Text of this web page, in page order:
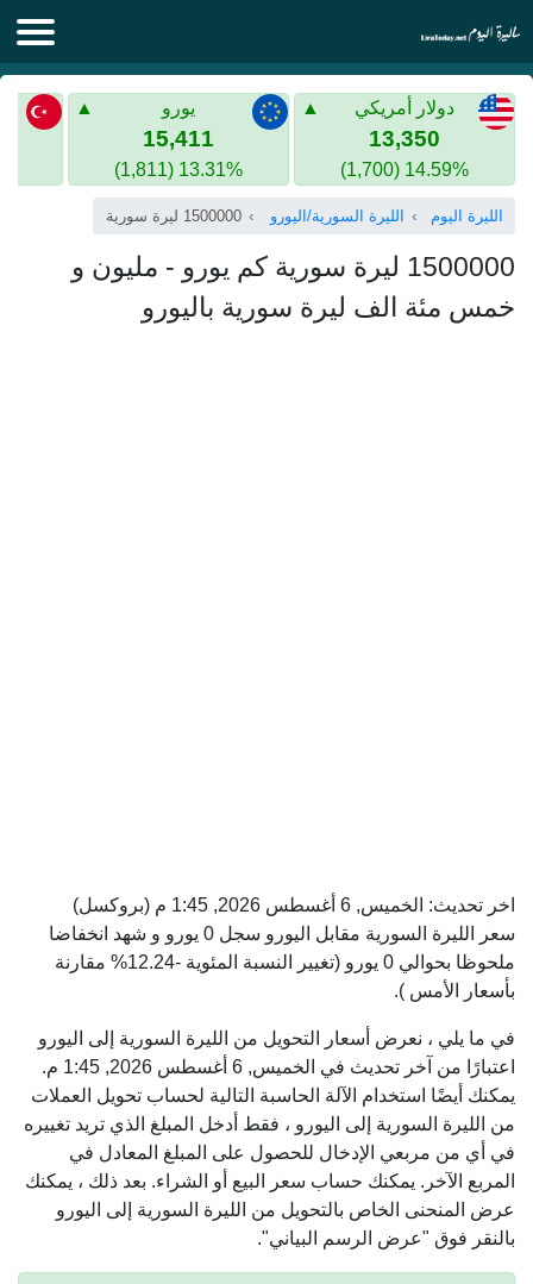
الليرة اليوم
الليرة السورية
الذهب في سوريا
الليرة التركية
الليرة التركية
الذهب في تركيا
اليورو الى الليرة التركية
دولار أمريكي
13,350
14.59% (1,700)
يورو
15,411
13.31% (1,811)
الليرة اليوم الليرة السورية/اليورو 1500000 ليرة سورية
1500000 ليرة سورية كم يورو - مليون و
خمس مئة الف ليرة سورية باليورو
اخر تحديث: الخميس, 6 أغسطس 2026, 1:45 م
(بروكسل)
سعر الليرة السورية مقابل اليورو سجل 0 يورو و شهد انخفاضا
ملحوظا بحوالي 0 يورو (تغيير النسبة المئوية -12.24% مقارنة
بأسعار الأمس ).
في ما يلي ، نعرض أسعار التحويل من الليرة السورية إلى اليورو
اعتبارًا من آخر تحديث في الخميس, 6 أغسطس 2026, 1:45 م.
يمكنك أيضًا استخدام الآلة الحاسبة التالية لحساب تحويل العملات
من الليرة السورية إلى اليورو ، فقط أدخل المبلغ الذي تريد تغييره
في أي من مربعي الإدخال للحصول على المبلغ المعادل في
المربع الآخر. يمكنك حساب سعر البيع أو الشراء. بعد ذلك ، يمكنك
عرض المنحنى الخاص بالتحويل من الليرة السورية إلى اليورو
بالنقر فوق "عرض الرسم البياني".